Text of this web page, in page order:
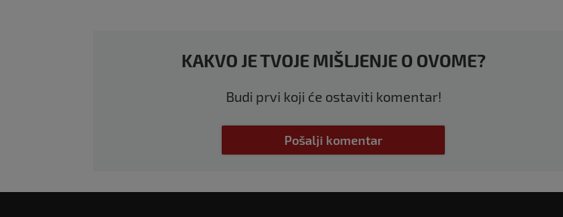
KAKVO JE TVOJE MIŠLJENJE O OVOME?
Budi prvi koji će ostaviti komentar!
Pošalji komentar